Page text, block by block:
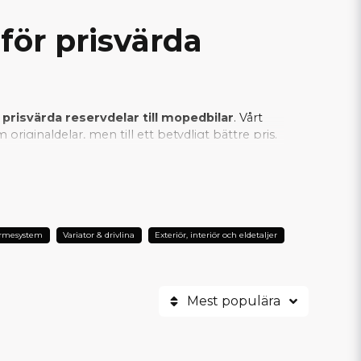
prisvärda
reservdelar till mopedbilar. Vårt
originaldelar, men till ett betydligt bättre pris.
är SCP det självklara valet när man vill
Variator & drivlina Exteriör, interiör och eldetaljer
Mest populära